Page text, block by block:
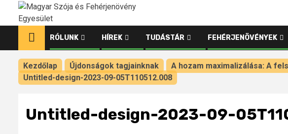
Ugrás
tartalomhoz
RÓLUNK HÍREK TUDÁSTÁR FEHÉRJENÖVÉNYEK
Kezdőlap Újdonságok tagjainknak
A hozam maximalizálása: A
Untitled-design-2023-09-05T110512.008
Untitled-design-2023-09-